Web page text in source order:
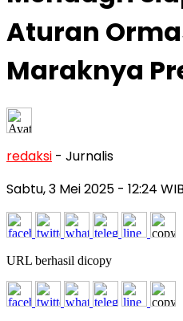
Aturan
Maraknya
redaksi - Jurnalis
Sabtu, 3 Mei 2025 - 12:24 WIB
URL berhasil dicopy